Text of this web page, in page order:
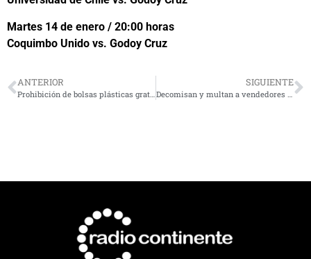
Martes 14 de enero / 20:00 horas
Coquimbo Unido vs. Godoy Cruz
ANTERIOR
Prohibición de bolsas plásticas gratuitas en los supermercados provoca que consumidores compraran más bolsas de plástico
SIGUIENTE
Decomisan y multan a vendedores ilegales en el centro de La Serena